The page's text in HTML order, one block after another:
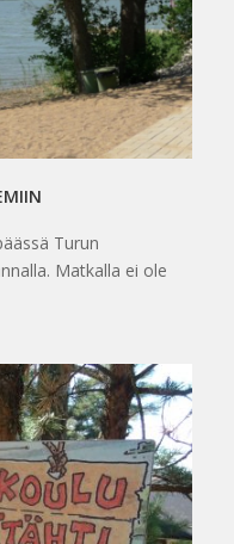
Turun
Matkalla ei ole